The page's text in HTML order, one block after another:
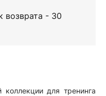
возврата - 30
для тренинга